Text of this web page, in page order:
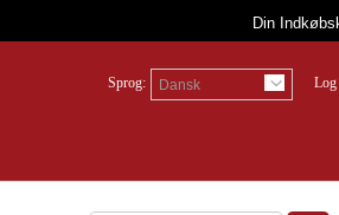
Din
Dansk
Sprog: